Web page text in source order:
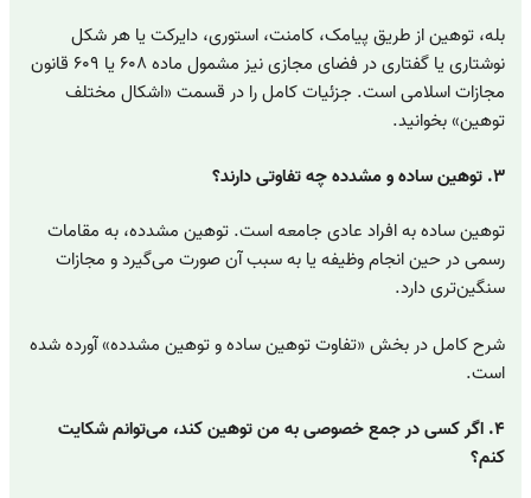
بله، توهین از طریق پیامک، کامنت، استوری، دایرکت یا هر شکل
نوشتاری یا گفتاری در فضای مجازی نیز مشمول ماده ۶۰۸ یا ۶۰۹ قانون
مجازات اسلامی است. جزئیات کامل را در قسمت «اشکال مختلف
توهین» بخوانید.
۳. توهین ساده و مشدده چه تفاوتی دارند؟
توهین ساده به افراد عادی جامعه است. توهین مشدده، به مقامات
رسمی در حین انجام وظیفه یا به سبب آن صورت می‌گیرد و مجازات
سنگین‌تری دارد.
شرح کامل در بخش «تفاوت توهین ساده و توهین مشدده» آورده شده
است.
۴. اگر کسی در جمع خصوصی به من توهین کند، می‌توانم شکایت
کنم؟